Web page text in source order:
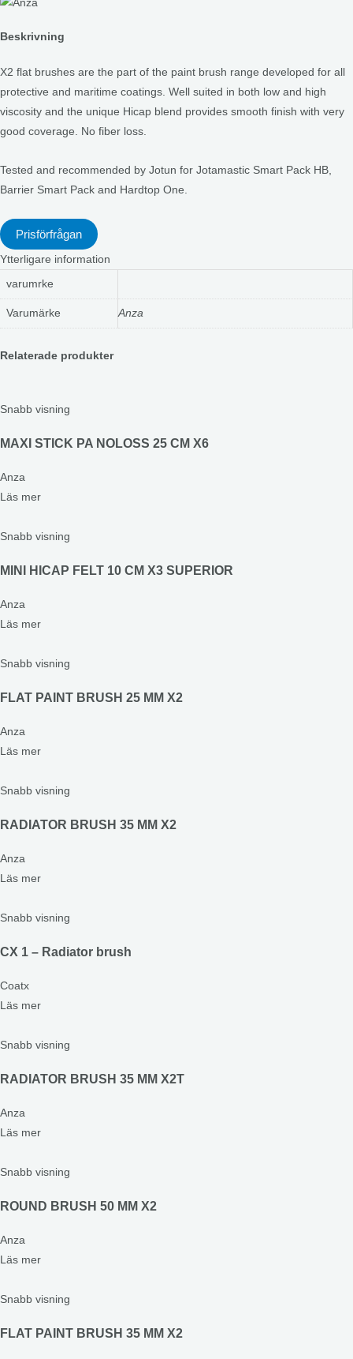
Beskrivning
X2 flat brushes are the part of the paint brush range developed for all
protective and maritime coatings. Well suited in both low and high
viscosity and the unique Hicap blend provides smooth finish with very
good coverage. No fiber loss.
Tested and recommended by Jotun for Jotamastic Smart Pack HB,
Barrier Smart Pack and Hardtop One.
Prisförfrågan
Ytterligare information
varumrke
Varumärke Anza
Relaterade produkter
Snabb visning
MAXI STICK PA NOLOSS 25 CM X6
Anza
Läs mer
Snabb visning
MINI HICAP FELT 10 CM X3 SUPERIOR
Anza
Läs mer
Snabb visning
FLAT PAINT BRUSH 25 MM X2
Anza
Läs mer
Snabb visning
RADIATOR BRUSH 35 MM X2
Anza
Läs mer
Snabb visning
CX 1 – Radiator brush
Coatx
Läs mer
Snabb visning
RADIATOR BRUSH 35 MM X2T
Anza
Läs mer
Snabb visning
ROUND BRUSH 50 MM X2
Anza
Läs mer
Snabb visning
FLAT PAINT BRUSH 35 MM X2